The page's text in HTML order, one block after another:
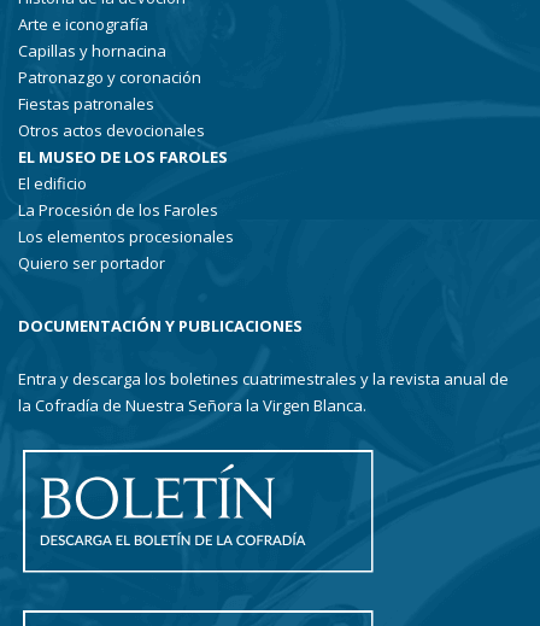
Arte e iconografía
Capillas y hornacina
Patronazgo y coronación
Fiestas patronales
Otros actos devocionales
EL MUSEO DE LOS FAROLES
El edificio
La Procesión de los Faroles
Los elementos procesionales
Quiero ser portador
DOCUMENTACIÓN Y PUBLICACIONES
Entra y descarga los boletines cuatrimestrales y la revista anual de
la Cofradía de Nuestra Señora la Virgen Blanca.